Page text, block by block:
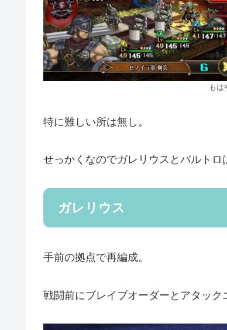
もは
特に難しい所は無し。
せっかくなのでガレリウスとバルトロ
ガレリウス
手前の拠点で再編成。
戦闘前にブレイブオーダーとアタック